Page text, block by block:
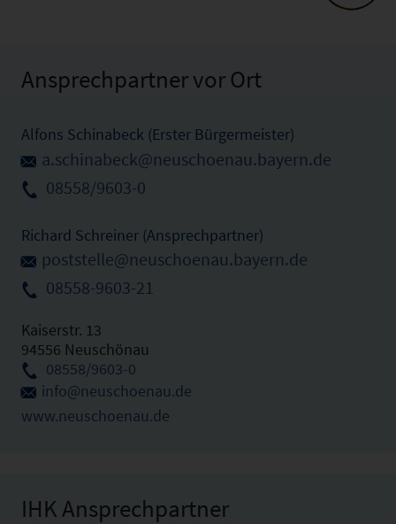
Ansprechpartner vor Ort
Alfons Schinabeck (Erster Bürgermeister)
a.schinabeck@neuschoenau.bayern.de
08558/9603-0
Richard Schreiner (Ansprechpartner)
poststelle@neuschoenau.bayern.de
08558-9603-21
Kaiserstr. 13
94556 Neuschönau
08558/9603-0
info@neuschoenau.de
www.neuschoenau.de
IHK Ansprechpartner